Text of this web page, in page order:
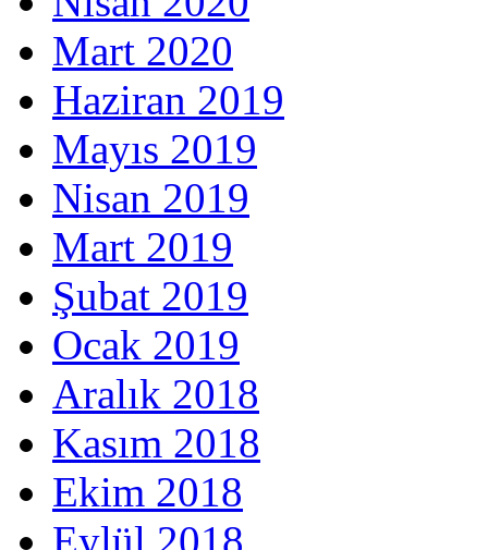
Mart 2020
Haziran 2019
Mayıs 2019
Nisan 2019
Mart 2019
Şubat 2019
Ocak 2019
Aralık 2018
Kasım 2018
Ekim 2018